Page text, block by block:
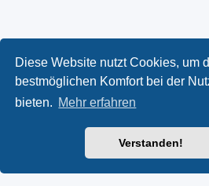
Diese Website nutzt Cookies, um
bestmöglichen Komfort bei der
bieten. Mehr erfahren
Verstanden!